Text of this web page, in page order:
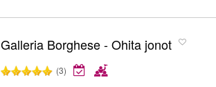
Galleria Borghese - Ohita jonot
(3)